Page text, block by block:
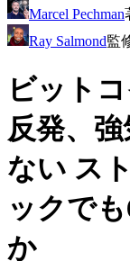
Marcel Pechman
Ray Salmond監
ビット
反発、
ない ス
ックで
か